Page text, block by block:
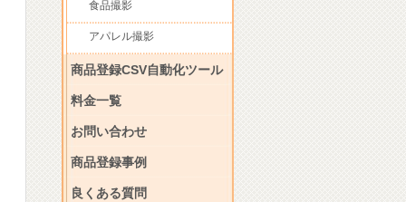
食品撮影
アパレル撮影
商品登録CSV自動化ツール
料金一覧
お問い合わせ
商品登録事例
良くある質問